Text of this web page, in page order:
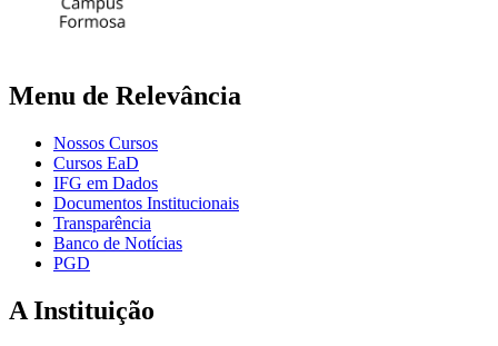
Menu de Relevância
Nossos Cursos
Cursos EaD
IFG em Dados
Documentos Institucionais
Transparência
Banco de Notícias
PGD
A Instituição